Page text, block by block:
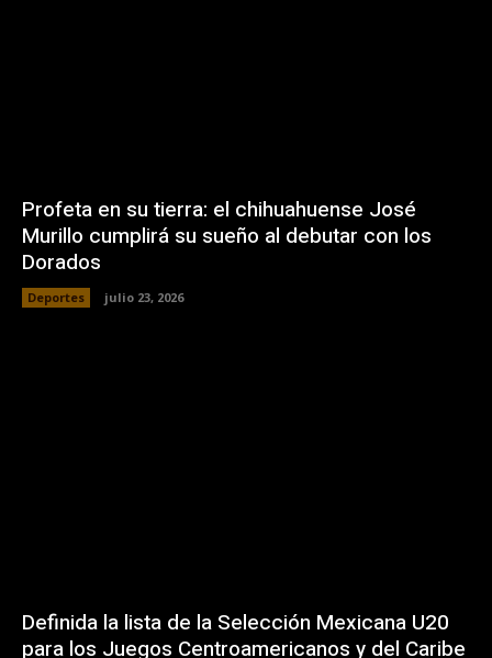
Profeta en su tierra: el chihuahuense José
Murillo cumplirá su sueño al debutar con los
Dorados
Deportes julio 23, 2026
Definida la lista de la Selección Mexicana U20
para los Juegos Centroamericanos y del Caribe